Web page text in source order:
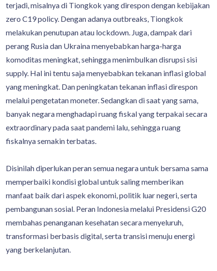
terjadi, misalnya di Tiongkok yang direspon dengan kebijakan
zero C19 policy. Dengan adanya outbreaks, Tiongkok
melakukan penutupan atau lockdown. Juga, dampak dari
perang Rusia dan Ukraina menyebabkan harga-harga
komoditas meningkat, sehingga menimbulkan disrupsi sisi
supply. Hal ini tentu saja menyebabkan tekanan inflasi global
yang meningkat. Dan peningkatan tekanan inflasi direspon
melalui pengetatan moneter. Sedangkan di saat yang sama,
banyak negara menghadapi ruang fiskal yang terpakai secara
extraordinary pada saat pandemi lalu, sehingga ruang
fiskalnya semakin terbatas.
Disinilah diperlukan peran semua negara untuk bersama sama
memperbaiki kondisi global untuk saling memberikan
manfaat baik dari aspek ekonomi, politik luar negeri, serta
pembangunan sosial. Peran Indonesia melalui Presidensi G20
membahas penanganan kesehatan secara menyeluruh,
transformasi berbasis digital, serta transisi menuju energi
yang berkelanjutan.